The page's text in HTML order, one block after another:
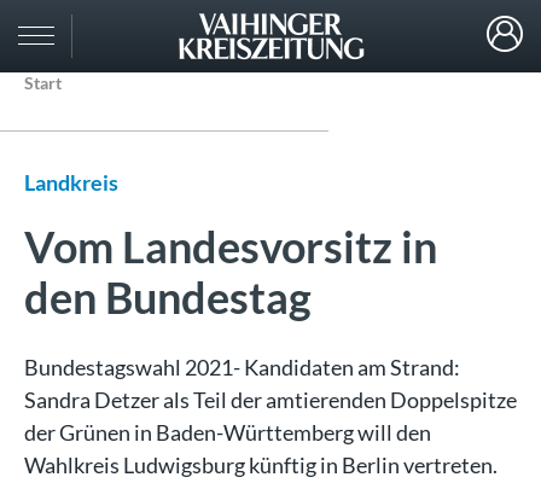
Start
Landkreis
Vom Landesvorsitz in
den Bundestag
Bundestagswahl 2021- Kandidaten am Strand:
Sandra Detzer als Teil der amtierenden Doppelspitze
der Grünen in Baden-Württemberg will den
Wahlkreis Ludwigsburg künftig in Berlin vertreten.